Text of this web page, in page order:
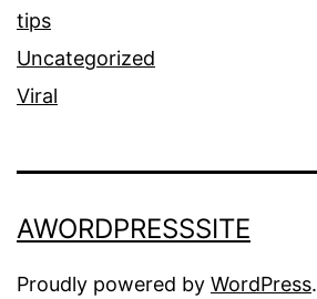
tips
Uncategorized
Viral
AWORDPRESSSITE
Proudly powered by WordPress.